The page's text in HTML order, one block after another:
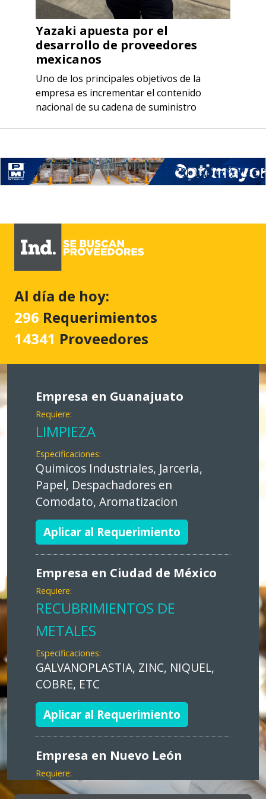
Yazaki apuesta por el
desarrollo de proveedores
mexicanos
Uno de los principales objetivos de la
empresa es incrementar el contenido
nacional de su cadena de suministro
Al día de hoy:
296 Requerimientos
14341 Proveedores
Empresa en Guanajuato
Requiere:
LIMPIEZA
Especificaciones:
Quimicos Industriales, Jarceria,
Papel, Despachadores en
Comodato, Aromatizacion
Aplicar al Requerimiento
Empresa en Ciudad de México
Requiere:
RECUBRIMIENTOS DE
METALES
Especificaciones:
GALVANOPLASTIA, ZINC, NIQUEL,
COBRE, ETC
Aplicar al Requerimiento
Empresa en Nuevo León
Requiere:
MARKETING